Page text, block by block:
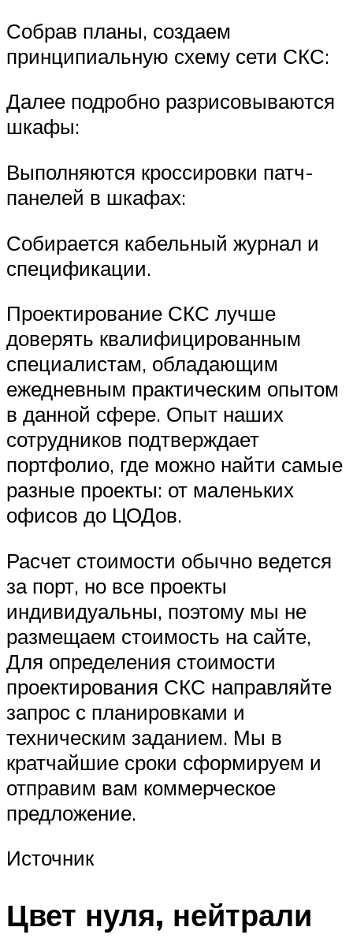
Собрав планы, создаем
принципиальную схему сети СКС:
Далее подробно разрисовываются
шкафы:
Выполняются кроссировки патч-
панелей в шкафах:
Собирается кабельный журнал и
спецификации.
Проектирование СКС лучше
доверять квалифицированным
специалистам, обладающим
ежедневным практическим опытом
в данной сфере. Опыт наших
сотрудников подтверждает
портфолио, где можно найти самые
разные проекты: от маленьких
офисов до ЦОДов.
Расчет стоимости обычно ведется
за порт, но все проекты
индивидуальны, поэтому мы не
размещаем стоимость на сайте,
Для определения стоимости
проектирования СКС направляйте
запрос с планировками и
техническим заданием. Мы в
кратчайшие сроки сформируем и
отправим вам коммерческое
предложение.
Источник
Цвет нуля, нейтрали